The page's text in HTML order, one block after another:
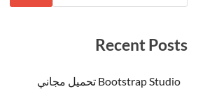
Recent Posts
Bootstrap Studio تحميل مجاني